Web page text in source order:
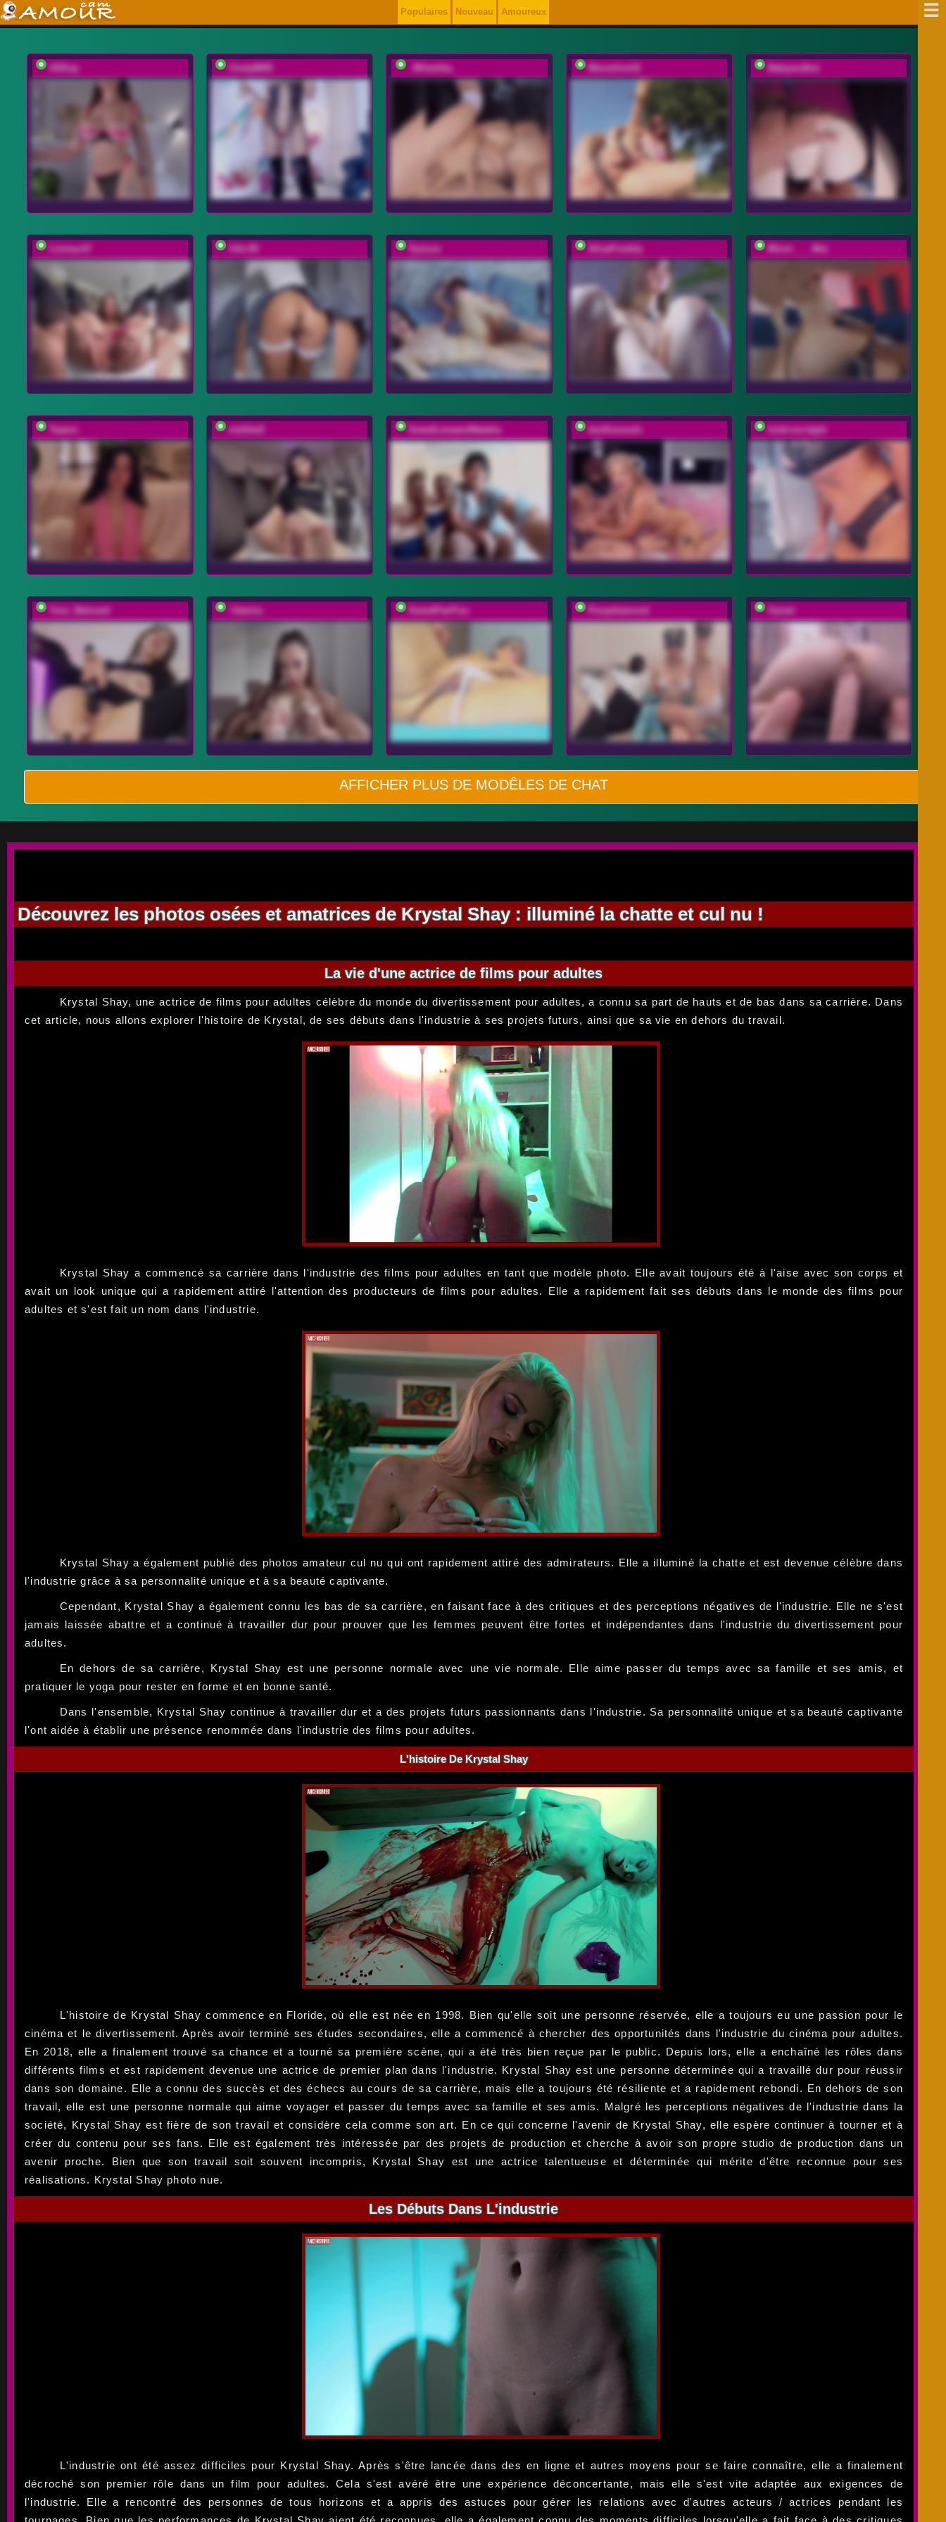
Populaires Nouveau Amoureux
UliKop CindyBKK _Milashka_ Marseline32 Babyandkot
Linnea-67 Viki-05 Tyvizex AlisaFreshly Minni____Mia
Taanni mefidufi SweetLenaandNatalia twofiresouls hold-me-tight
Your_Beloved -Valeria- SweetPairFun Pusydiamond Sarsei
AFFICHER PLUS DE MODÊLES DE CHAT
Découvrez les photos osées et amatrices de Krystal Shay : illuminé la chatte et cul nu !
La vie d'une actrice de films pour adultes
Krystal Shay, une actrice de films pour adultes célèbre du monde du divertissement pour adultes, a connu sa part de hauts et de bas dans sa carrière. Dans
cet article, nous allons explorer l'histoire de Krystal, de ses débuts dans l'industrie à ses projets futurs, ainsi que sa vie en dehors du travail.
Krystal Shay a commencé sa carrière dans l'industrie des films pour adultes en tant que modèle photo. Elle avait toujours été à l'aise avec son corps et
avait un look unique qui a rapidement attiré l'attention des producteurs de films pour adultes. Elle a rapidement fait ses débuts dans le monde des films pour
adultes et s'est fait un nom dans l'industrie.
Krystal Shay a également publié des photos amateur cul nu qui ont rapidement attiré des admirateurs. Elle a illuminé la chatte et est devenue célèbre dans
l'industrie grâce à sa personnalité unique et à sa beauté captivante.
Cependant, Krystal Shay a également connu les bas de sa carrière, en faisant face à des critiques et des perceptions négatives de l'industrie. Elle ne s'est
jamais laissée abattre et a continué à travailler dur pour prouver que les femmes peuvent être fortes et indépendantes dans l'industrie du divertissement pour
adultes.
En dehors de sa carrière, Krystal Shay est une personne normale avec une vie normale. Elle aime passer du temps avec sa famille et ses amis, et
pratiquer le yoga pour rester en forme et en bonne santé.
Dans l'ensemble, Krystal Shay continue à travailler dur et a des projets futurs passionnants dans l'industrie. Sa personnalité unique et sa beauté captivante
l'ont aidée à établir une présence renommée dans l'industrie des films pour adultes.
L'histoire De Krystal Shay
L'histoire de Krystal Shay commence en Floride, où elle est née en 1998. Bien qu'elle soit une personne réservée, elle a toujours eu une passion pour le
cinéma et le divertissement. Après avoir terminé ses études secondaires, elle a commencé à chercher des opportunités dans l'industrie du cinéma pour adultes.
En 2018, elle a finalement trouvé sa chance et a tourné sa première scène, qui a été très bien reçue par le public. Depuis lors, elle a enchaîné les rôles dans
différents films et est rapidement devenue une actrice de premier plan dans l'industrie. Krystal Shay est une personne déterminée qui a travaillé dur pour réussir
dans son domaine. Elle a connu des succès et des échecs au cours de sa carrière, mais elle a toujours été résiliente et a rapidement rebondi. En dehors de son
travail, elle est une personne normale qui aime voyager et passer du temps avec sa famille et ses amis. Malgré les perceptions négatives de l'industrie dans la
société, Krystal Shay est fière de son travail et considère cela comme son art. En ce qui concerne l'avenir de Krystal Shay, elle espère continuer à tourner et à
créer du contenu pour ses fans. Elle est également très intéressée par des projets de production et cherche à avoir son propre studio de production dans un
avenir proche. Bien que son travail soit souvent incompris, Krystal Shay est une actrice talentueuse et déterminée qui mérite d'être reconnue pour ses
réalisations. Krystal Shay photo nue.
Les Débuts Dans L'industrie
L'industrie ont été assez difficiles pour Krystal Shay. Après s'être lancée dans des en ligne et autres moyens pour se faire connaître, elle a finalement
décroché son premier rôle dans un film pour adultes. Cela s'est avéré être une expérience déconcertante, mais elle s'est vite adaptée aux exigences de
l'industrie. Elle a rencontré des personnes de tous horizons et a appris des astuces pour gérer les relations avec d'autres acteurs / actrices pendant les